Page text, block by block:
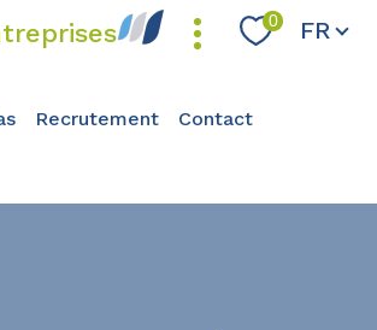
0 FR
recrutement contact